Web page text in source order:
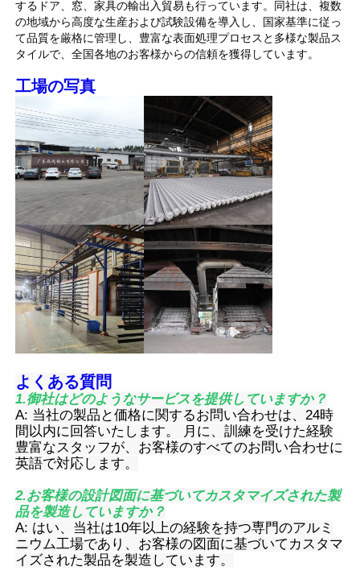
工場 ツアー
品質管理
お問い合わせ
ニュース
見積もりを依頼する
押出アルミニウムプロファイル
アルミ製のキッチンプロファイル
アルミニウム窓のプロフィール
アルミニウム製ドアプロファイル
工業用アルミニウム挤出
アルミプロファイル用アクセサリー
するドア、窓、家具の輸出入貿易も行っています。同社は、複数
の地域から高度な生産および試験設備を導入し、国家基準に従っ
て品質を厳格に管理し、豊富な表面処理プロセスと多様な製品ス
タイルで、全国各地のお客様からの信頼を獲得しています。
工場の写真
よくある質問
1.御社はどのようなサービスを提供していますか？
A: 当社の製品と価格に関するお問い合わせは、24時
間以内に回答いたします。 月に、訓練を受けた経験
豊富なスタッフが、お客様のすべてのお問い合わせに
英語で対応します。
2.お客様の設計図面に基づいてカスタマイズされた製
品を製造していますか？
A: はい、当社は10年以上の経験を持つ専門のアルミ
ニウム工場であり、お客様の図面に基づいてカスタマ
イズされた製品を製造しています。